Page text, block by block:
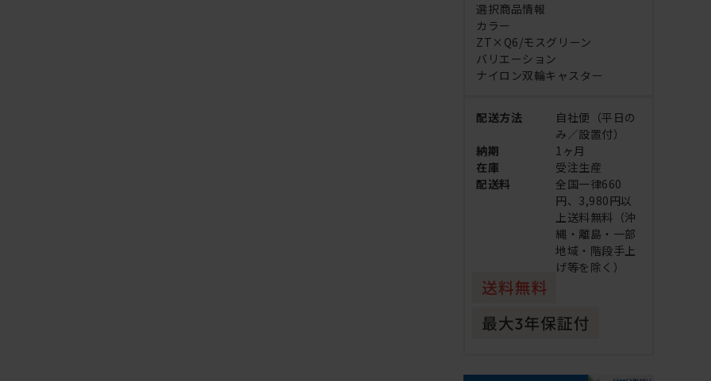
選択商品情報
カラー
ZT×Q6/モスグリーン
バリエーション
ナイロン双輪キャスター
配送方法
自社便（平日の
み／設置付）
納期
1ヶ月
在庫
受注生産
配送料
全国一律660
円、3,980円以
上送料無料（沖
縄・離島・一部
地域・階段手上
げ等を除く）